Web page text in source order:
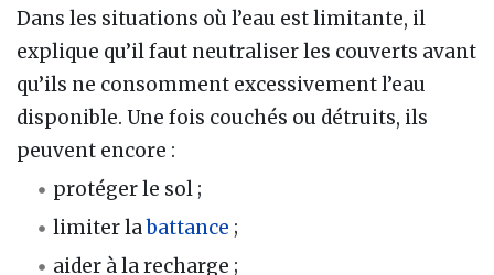
Dans les situations où l’eau est limitante, il
explique qu’il faut neutraliser les couverts avant
qu’ils ne consomment excessivement l’eau
disponible. Une fois couchés ou détruits, ils
peuvent encore :
protéger le sol ;
limiter labattance ;
aider à la recharge ;